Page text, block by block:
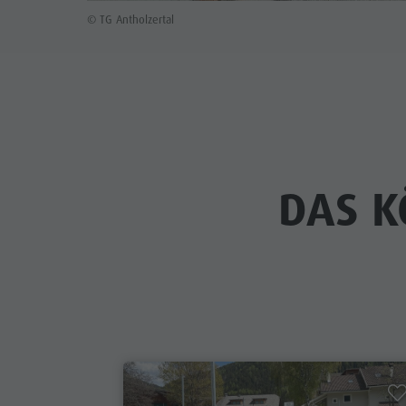
© TG Antholzertal
DAS